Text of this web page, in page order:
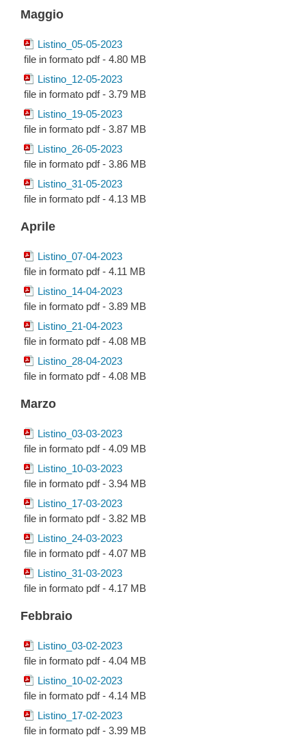
Maggio
Listino_05-05-2023
file in formato pdf - 4.80 MB
Listino_12-05-2023
file in formato pdf - 3.79 MB
Listino_19-05-2023
file in formato pdf - 3.87 MB
Listino_26-05-2023
file in formato pdf - 3.86 MB
Listino_31-05-2023
file in formato pdf - 4.13 MB
Aprile
Listino_07-04-2023
file in formato pdf - 4.11 MB
Listino_14-04-2023
file in formato pdf - 3.89 MB
Listino_21-04-2023
file in formato pdf - 4.08 MB
Listino_28-04-2023
file in formato pdf - 4.08 MB
Marzo
Listino_03-03-2023
file in formato pdf - 4.09 MB
Listino_10-03-2023
file in formato pdf - 3.94 MB
Listino_17-03-2023
file in formato pdf - 3.82 MB
Listino_24-03-2023
file in formato pdf - 4.07 MB
Listino_31-03-2023
file in formato pdf - 4.17 MB
Febbraio
Listino_03-02-2023
file in formato pdf - 4.04 MB
Listino_10-02-2023
file in formato pdf - 4.14 MB
Listino_17-02-2023
file in formato pdf - 3.99 MB